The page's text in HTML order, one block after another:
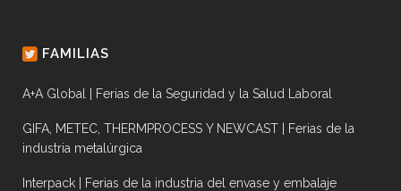
FAMILIAS
A+A Global | Ferias de la Seguridad y la Salud Laboral
GIFA, METEC, THERMPROCESS Y NEWCAST | Ferias de la
industria metalúrgica
Interpack | Ferias de la industria del envase y embalaje